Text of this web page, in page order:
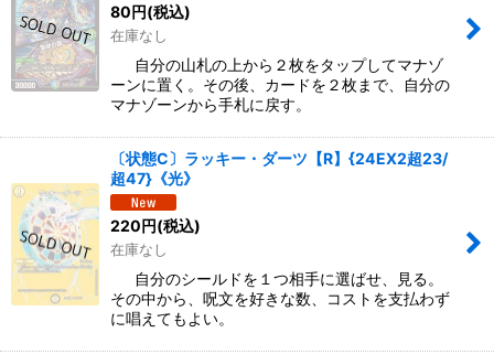
80円(税込)
在庫なし
自分の山札の上から２枚をタップしてマナゾ
ーンに置く。その後、カードを２枚まで、自分の
マナゾーンから手札に戻す。
〔状態C〕ラッキー・ダーツ【R】{24EX2超23/
超47}《光》
220円(税込)
在庫なし
自分のシールドを１つ相手に選ばせ、見る。
その中から、呪文を好きな数、コストを支払わず
に唱えてもよい。